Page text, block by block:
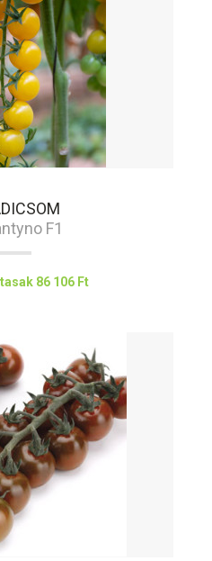
F1
86 106 Ft